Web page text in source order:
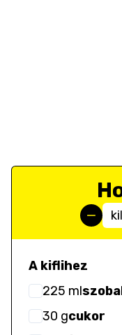
A kiflihez
225 ml
30 gcukor